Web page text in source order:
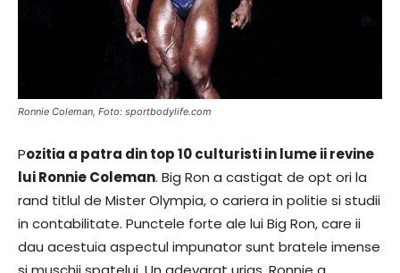
Ronnie Coleman, Foto: sportbodylife.com
Pozitia a patra din top 10 culturisti in lume ii revine
lui Ronnie Coleman. Big Ron a castigat de opt ori la
rand titlul de Mister Olympia, o cariera in politie si studii
in contabilitate. Punctele forte ale lui Big Ron, care ii
dau acestuia aspectul impunator sunt bratele imense